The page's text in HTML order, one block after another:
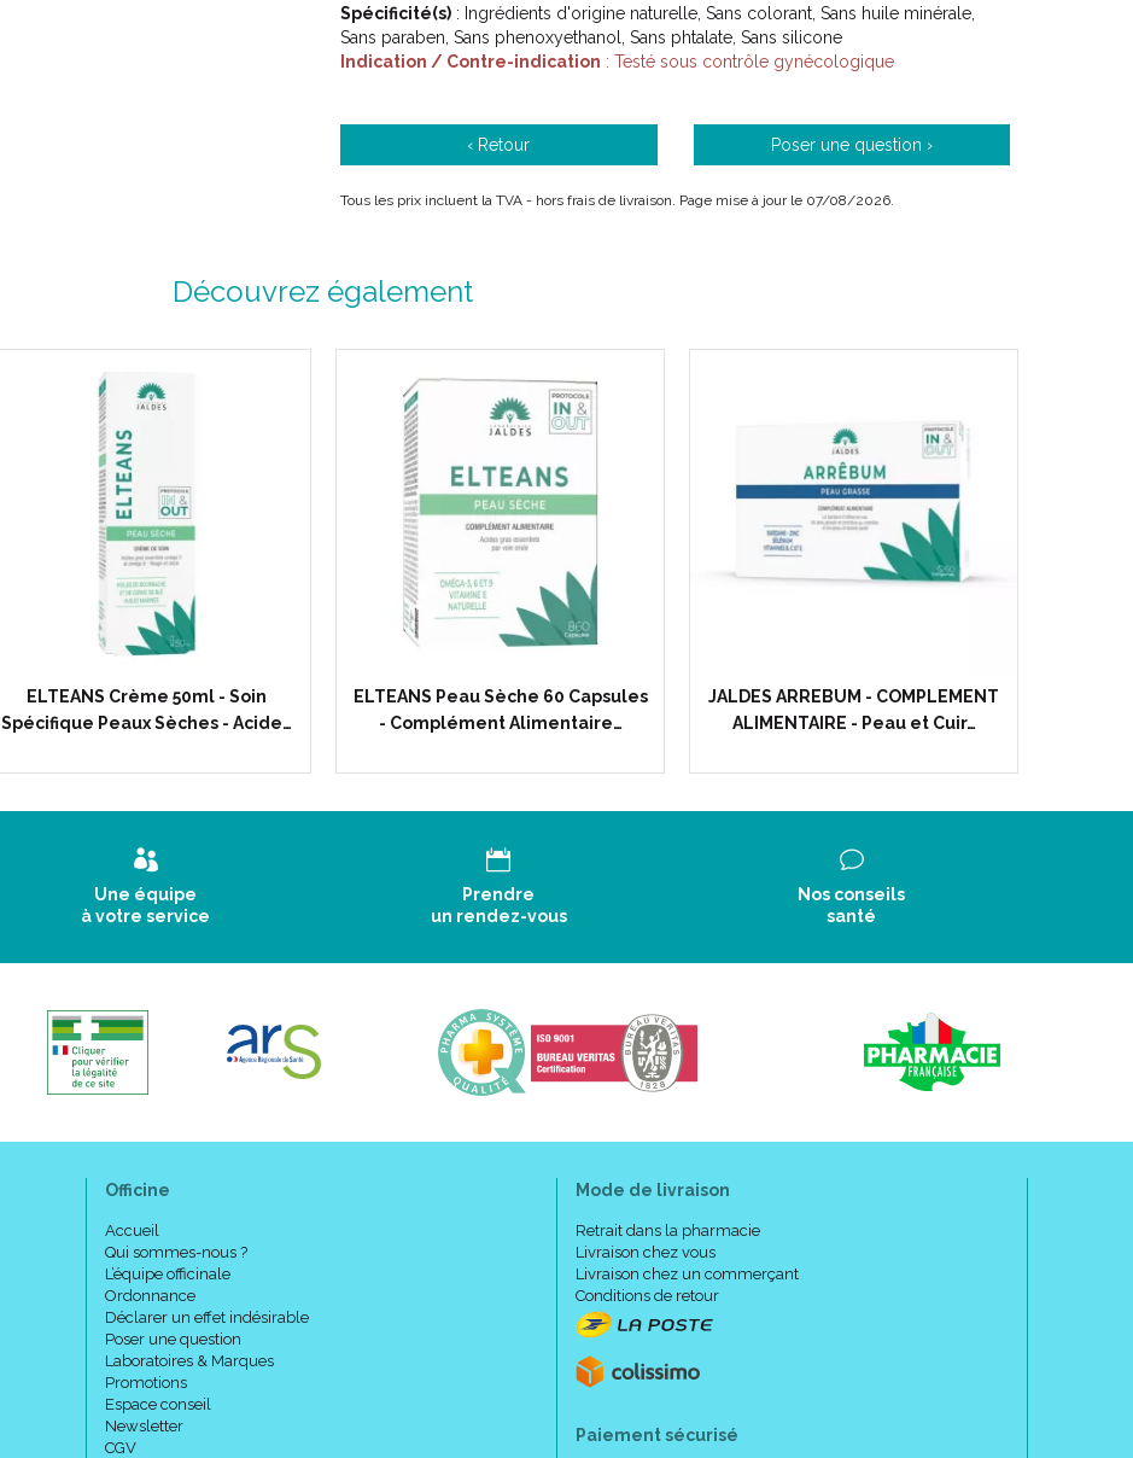
Spécificité(s) : Ingrédients d'origine naturelle, Sans colorant, Sans huile minérale,
Sans paraben, Sans phenoxyethanol, Sans phtalate, Sans silicone
Indication / Contre-indication : Testé sous contrôle gynécologique
‹ Retour Poser une question ›
Tous les prix incluent la TVA - hors frais de livraison. Page mise à jour le 07/08/2026.
Découvrez également
ELTEANS Crème 50ml - Soin
Spécifique Peaux Sèches - Acide…
ELTEANS Peau Sèche 60 Capsules
- Complément Alimentaire…
JALDES ARREBUM - COMPLEMENT
ALIMENTAIRE - Peau et Cuir…
Une équipe
à votre service
Prendre
un rendez-vous
Nos conseils
santé
Officine
Accueil
Qui sommes-nous ?
L’équipe officinale
Ordonnance
Déclarer un effet indésirable
Poser une question
Laboratoires & Marques
Promotions
Espace conseil
Newsletter
CGV
Mode de livraison
Retrait dans la pharmacie
Livraison chez vous
Livraison chez un commerçant
Conditions de retour
Paiement sécurisé